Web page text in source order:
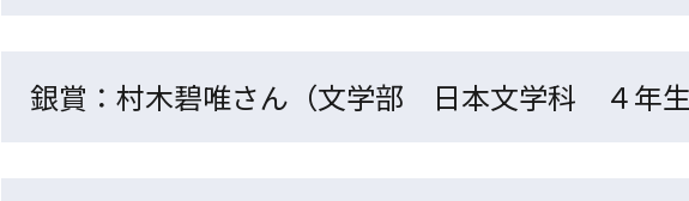
銀賞：村木碧唯さん（文学部 日本文学科 ４年